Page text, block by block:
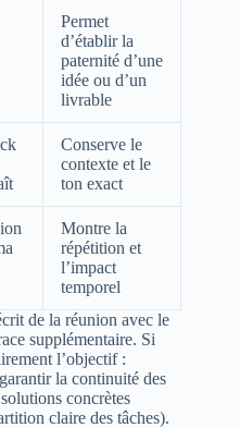
Permet
d’établir la
paternité d’une
idée ou d’un
livrable
Conserve le
contexte et le
ton exact
Montre la
répétition et
l’impact
temporel
de la réunion avec le
supplémentaire. Si
l’objectif :
la continuité des
concrètes
claire des tâches).